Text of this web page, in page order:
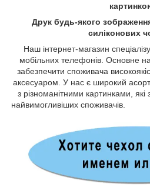
Друк будь-якого
силіконових
Наш інтернет-магазин
мобільних телефонів. Основне
забезпечити споживача
аксесуаром. У нас є широкий
з різноманітними картинками, які